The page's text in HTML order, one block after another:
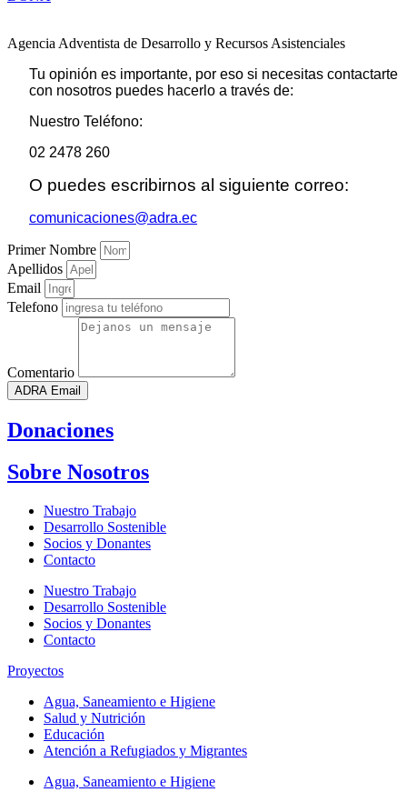
Agencia Adventista de Desarrollo y Recursos Asistenciales
Tu opinión es importante, por eso si necesitas contactarte
con nosotros puedes hacerlo a través de:
Nuestro Teléfono:
02 2478 260
O puedes escribirnos al siguiente correo:
comunicaciones@adra.ec
Primer Nombre
Apellidos
Email
Telefono
Comentario
ADRA Email
Donaciones
Sobre Nosotros
Nuestro Trabajo
Desarrollo Sostenible
Socios y Donantes
Contacto
Nuestro Trabajo
Desarrollo Sostenible
Socios y Donantes
Contacto
Proyectos
Agua, Saneamiento e Higiene
Salud y Nutrición
Educación
Atención a Refugiados y Migrantes
Agua, Saneamiento e Higiene